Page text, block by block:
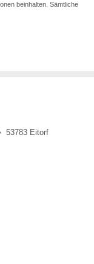
beinhalten. Sämtliche
53783 Eitorf